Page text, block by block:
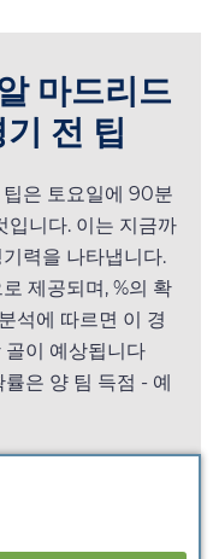
마드리드
전 팁
은 토요일에 90분
입니다. 이는 지금까
력을 나타냅니다.
제공되며, %의 확
석에 따르면 이 경
골이 예상됩니다
은 양 팀 득점 - 예